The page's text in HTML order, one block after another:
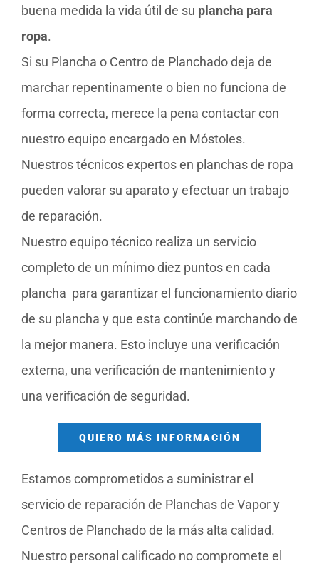
buena medida la vida útil de su plancha para
ropa.
Si su Plancha o Centro de Planchado deja de
marchar repentinamente o bien no funciona de
forma correcta, merece la pena contactar con
nuestro equipo encargado en Móstoles.
Nuestros técnicos expertos en planchas de ropa
pueden valorar su aparato y efectuar un trabajo
de reparación.
Nuestro equipo técnico realiza un servicio
completo de un mínimo diez puntos en cada
plancha para garantizar el funcionamiento diario
de su plancha y que esta continúe marchando de
la mejor manera. Esto incluye una verificación
externa, una verificación de mantenimiento y
una verificación de seguridad.
QUIERO MÁS INFORMACIÓN
Estamos comprometidos a suministrar el
servicio de reparación de Planchas de Vapor y
Centros de Planchado de la más alta calidad.
Nuestro personal calificado no compromete el